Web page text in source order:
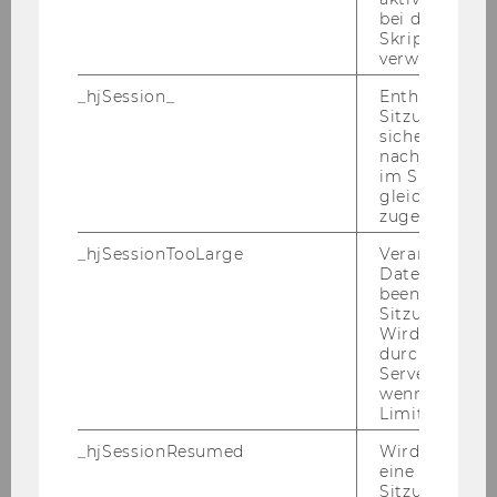
Wirtschafts- und
Sozialwissenschaften
bei der
verwendet
_hjSession_
Enthält die
sicher, dass
im
gleichen
zugeordnet
_hjSessionTooLarge
Veranlasst
beenden,
Sitzung zu
Wird
durch ein
Servers
wenn die
Limit
_hjSessionResumed
Wird gesetzt,
eine
Sitzung/